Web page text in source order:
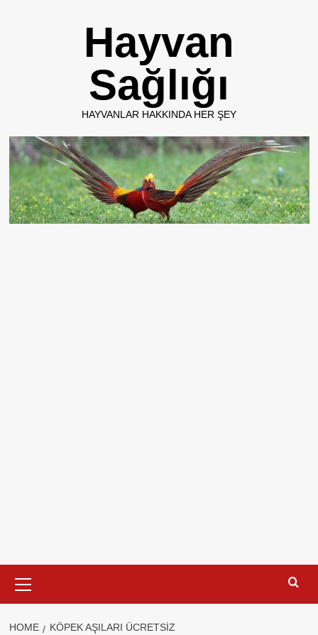
Hayvan
Sağlığı
HAYVANLAR HAKKINDA HER ŞEY
Menu
HOME KÖPEK AŞILARI ÜCRETSIZ